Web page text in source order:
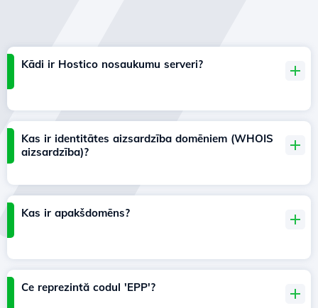
Kādi ir Hostico nosaukumu serveri?
Kas ir identitātes aizsardzība domēniem (WHOIS
aizsardzība)?
Kas ir apakšdomēns?
Ce reprezintă codul 'EPP'?